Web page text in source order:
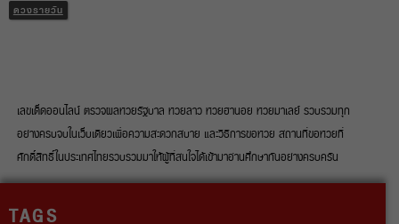
ดวงรายวัน
เลขเด็ดออนไลน์ ตรวจผลหวยรัฐบาล หวยลาว หวยฮานอย หวยมาเลย์ รวบรวมทุก
อย่างครบจบในเว็บเดียวเพื่อความสะดวกสบาย และวิธีการขอหวย สถานที่ขอหวยที่
ศักดิ์สิทธิ์ในประเทศไทยรวบรวมมาให้ผู้ที่สนใจได้เข้ามาอ่านศึกษากันอย่างครบครัน
TAGS